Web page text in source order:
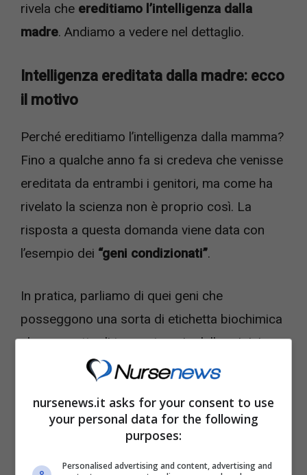
rivela che ereditiamo l’intelligenza dalla
madre. Andiamo a vedere nel dettaglio.
Intelligenza ereditata dalla madre: ecco
il motivo
Perché ereditiamo l’intelligenza dalla mamma?
Fino a qualche anno fa si credeva che venisse
ereditata da entrambi i genitori, ma come ha
rivelato la scienza non è proprio così. La
risposta a questa domanda viene data con
l’esempio dei “geni condizionati”.
In pratica, parliamo di quei geni che
posseggono una sorta di etichetta biochimica
che permette di tenere traccia delle origini.
Alcuni di questi geni sono attivi solamente se
quel gene si eredita dal padre viene
nursenews.it asks for your consent to use
your personal data for the following
purposes:
Personalised advertising and content, advertising and